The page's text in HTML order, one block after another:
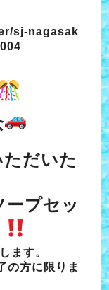
sj-nagasak
だいた
プセッ
ます。
の方に限りま